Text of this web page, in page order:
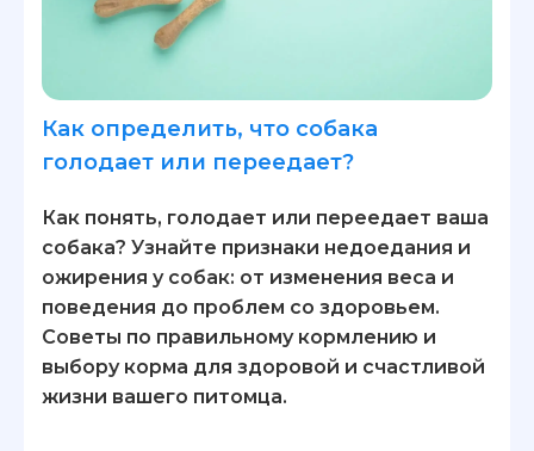
Как определить, что собака
голодает или переедает?
Как понять, голодает или переедает ваша
собака? Узнайте признаки недоедания и
ожирения у собак: от изменения веса и
поведения до проблем со здоровьем.
Советы по правильному кормлению и
выбору корма для здоровой и счастливой
жизни вашего питомца.